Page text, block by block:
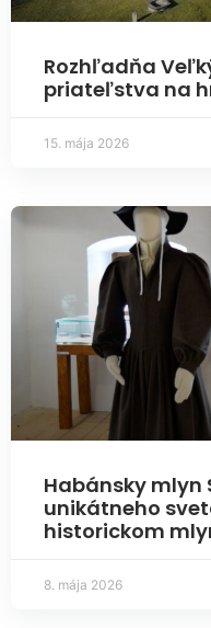
Rozhľadňa
priateľstva na
15. mája 2026
Habánsky mlyn
unikátneho
historickom
8. mája 2026